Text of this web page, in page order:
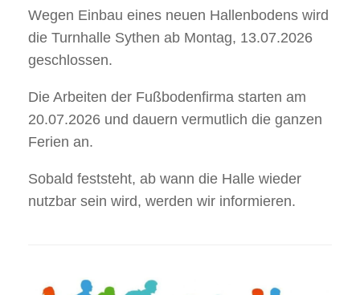
Wegen Einbau eines neuen Hallenbodens wird
die Turnhalle Sythen ab Montag, 13.07.2026
geschlossen.
Die Arbeiten der Fußbodenfirma starten am
20.07.2026 und dauern vermutlich die ganzen
Ferien an.
Sobald feststeht, ab wann die Halle wieder
nutzbar sein wird, werden wir informieren.